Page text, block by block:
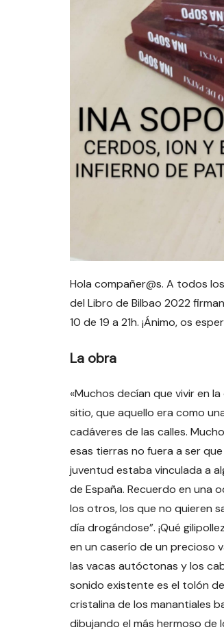
Hola compañer@s. A todos
del Libro de Bilbao 2022
10 de 19 a 21h. ¡Ánimo, os
La obra
«Muchos decían que vivir en
sitio, que aquello era como
cadáveres de las calles.
esas tierras no fuera a ser
juventud estaba vinculada a
de España. Recuerdo en una
los otros, los que no quieren
día drogándose”. ¡Qué
en un caserío de un precioso
las vacas autóctonas y los
sonido existente es el tolón
cristalina de los manantiales
dibujando el más hermoso de